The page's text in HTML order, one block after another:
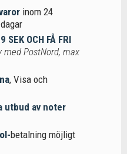
inom 24
SEK OCH FÅ FRI
med PostNord, max
, Visa och
utbud av noter
betalning möjligt